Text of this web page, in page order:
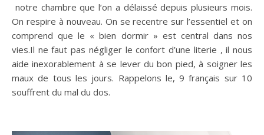
notre chambre que l’on a délaissé depuis plusieurs mois.
On respire à nouveau. On se recentre sur l’essentiel et on
comprend que le « bien dormir » est central dans nos
vies.Il ne faut pas négliger le confort d’une literie , il nous
aide inexorablement à se lever du bon pied, à soigner les
maux de tous les jours. Rappelons le, 9 français sur 10
souffrent du mal du dos.